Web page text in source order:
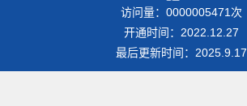
访问量： 0000005471 次
开通时间： 2022 12 27
最后更新时间： 2025 9 17